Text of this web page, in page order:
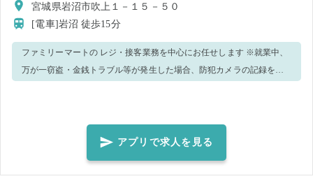
宮城県岩沼市吹上１－１５－５０
[電車]岩沼徒歩15分
ファミリーマートの レジ・接客業務を中心にお任せします ※就業中、
万が一窃盗・金銭トラブル等が発生した場合、防犯カメラの記録を警
ます。 ※複数日で就業決定された方へ：キャンセルがあったり、レ
ジ・接客スキルを含め当店での就業が難しいと判断した場合、その他
のお仕事をキャンセルされる場合があります。 ＜正しいマスク着用＞
鼻～アゴまで、できるだけ隙間ができないように覆うようにマスクを
アプリで求人を見る